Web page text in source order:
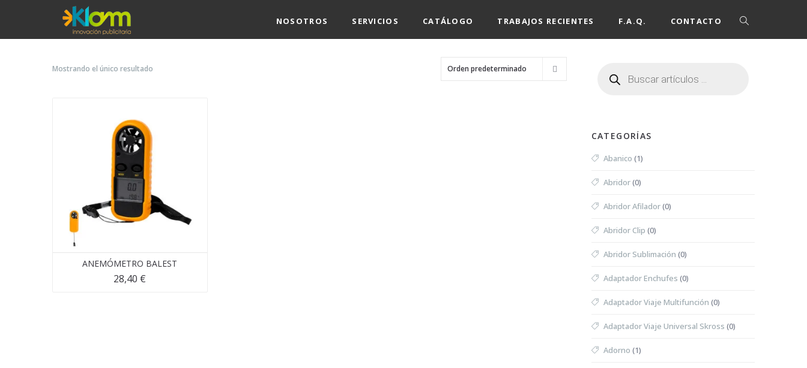
NOSOTROS SERVICIOS CATÁLOGO TRABAJOS RECIENTES F.A.Q. CONTACTO
Mostrando el único resultado
ANEMÓMETRO BALEST
28,40 €
CATEGORÍAS
Abanico (1)
Abridor(0)
Abridor Afilador(0)
Abridor Clip (0)
Abridor Sublimación (0)
Adaptador Enchufes (0)
Adaptador Viaje Multifunción (0)
Adaptador Viaje Universal Skross (0)
Adorno (1)